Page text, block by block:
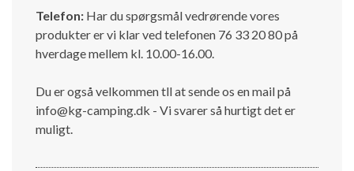
Telefon: Har du spørgsmål vedrørende vores
produkter er vi klar ved telefonen 76 33 20 80 på
hverdage mellem kl. 10.00-16.00.
Du er også velkommen tll at sende os en mail på
info@kg-camping.dk - Vi svarer så hurtigt det er
muligt.